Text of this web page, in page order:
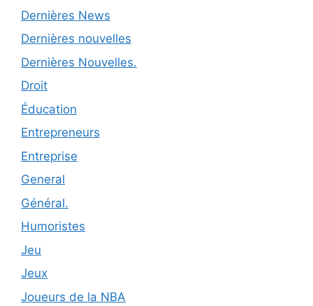
Dernières News
Dernières nouvelles
Dernières Nouvelles.
Droit
Éducation
Entrepreneurs
Entreprise
General
Général.
Humoristes
Jeu
Jeux
Joueurs de la NBA